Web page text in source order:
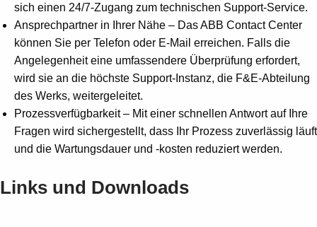
sich einen 24/7-Zugang zum technischen Support-Service.
Ansprechpartner in Ihrer Nähe – Das ABB Contact Center
können Sie per Telefon oder E-Mail erreichen. Falls die
Angelegenheit eine umfassendere Überprüfung erfordert,
wird sie an die höchste Support-Instanz, die F&E-Abteilung
des Werks, weitergeleitet.
Prozessverfügbarkeit – Mit einer schnellen Antwort auf Ihre
Fragen wird sichergestellt, dass Ihr Prozess zuverlässig läuft
und die Wartungsdauer und -kosten reduziert werden.
Links und Downloads